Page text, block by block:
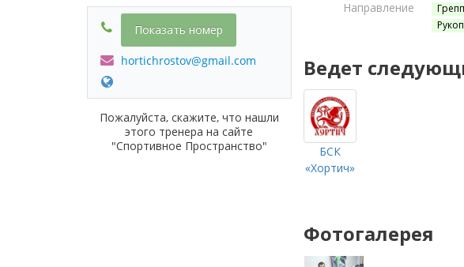
Показать номер
hortichrostov@gmail.com
Пожалуйста, скажите, что нашли
этого тренера на сайте
"Спортивное Пространство"
Направление
Ведет
БСК
«Хортич»
Фотогалерея